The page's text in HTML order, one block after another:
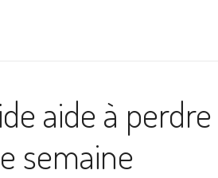
aide à
semaine